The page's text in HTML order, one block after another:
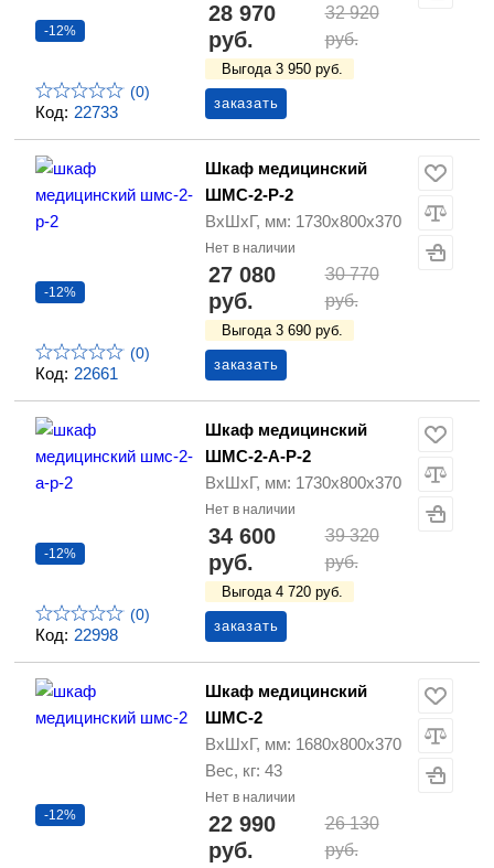
Код: 22733
-12%
(0)
28 970
руб.
32 920
руб.
Выгода 3 950 руб.
заказать
Код: 22661
-12%
(0)
Шкаф медицинский
ШМС-2-Р-2
ВхШхГ, мм: 1730х800х370
Нет в наличии
27 080
руб.
30 770
руб.
Выгода 3 690 руб.
заказать
Код: 22998
-12%
(0)
Шкаф медицинский
ШМС-2-А-Р-2
ВхШхГ, мм: 1730х800х370
Нет в наличии
34 600
руб.
39 320
руб.
Выгода 4 720 руб.
заказать
-12%
Шкаф медицинский
ШМС-2
ВхШхГ, мм: 1680х800х370
Вес, кг: 43
Нет в наличии
22 990
руб.
26 130
руб.